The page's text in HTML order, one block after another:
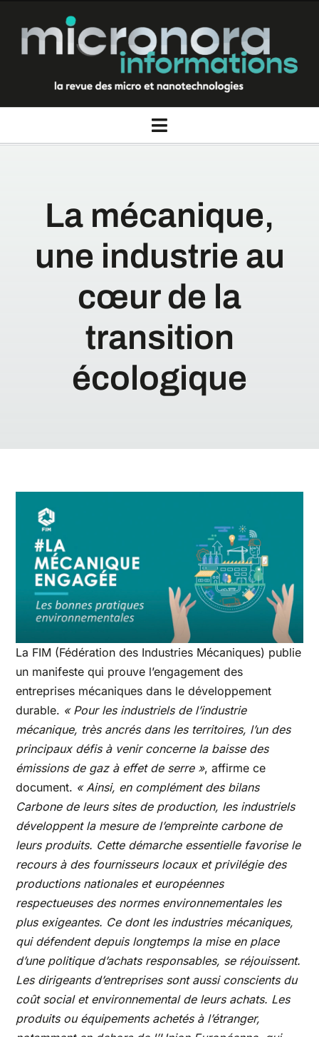
contenu
Toggle
Rubriques
Nous contacter
La mécanique,
une industrie au
cœur de la
transition
écologique
La FIM (Fédération des Industries Mécaniques) publie
un manifeste qui prouve l’engagement des
entreprises mécaniques dans le développement
durable. « Pour les industriels de l’industrie
mécanique, très ancrés dans les territoires, l’un des
principaux défis à venir concerne la baisse des
émissions de gaz à effet de serre », affirme ce
document. « Ainsi, en complément des bilans
Carbone de leurs sites de production, les industriels
développent la mesure de l’empreinte carbone de
leurs produits. Cette démarche essentielle favorise le
recours à des fournisseurs locaux et privilégie des
productions nationales et européennes
respectueuses des normes environnementales les
plus exigeantes. Ce dont les industries mécaniques,
qui défendent depuis longtemps la mise en place
d’une politique d’achats responsables, se réjouissent.
Les dirigeants d’entreprises sont aussi conscients du
coût social et environnemental de leurs achats. Les
produits ou équipements achetés à l’étranger,